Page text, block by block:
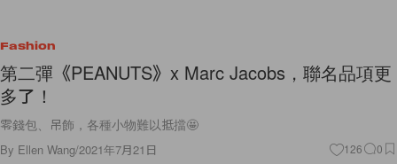
Fashion
第二彈《PEANUTS》x Marc Jacobs，聯名品項更
多了！
零錢包、吊飾，各種小物難以抵擋🤩
By Ellen Wang/2021年7月21日 126 0